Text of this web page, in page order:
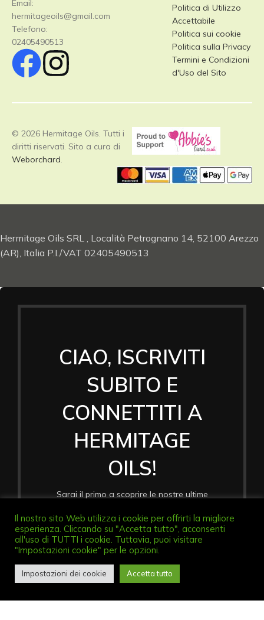
Email:
hermitageoils@gmail.com
Telefono:
02405490513
Politica di Utilizzo
Accettabile
Politica sui cookie
Politica sulla Privacy
Termini e Condizioni
d'Uso del Sito
© 2026 Hermitage Oils. Tutti i
diritti riservati. Sito a cura di
Weborchard.
Hermitage Oils SRL , Località Petrognano 14, 52100 Arezzo
(AR), Italia P.I./VAT 02405490513
CIAO, ISCRIVITI
SUBITO E
CONNETTITI A
HERMITAGE
OILS!
Sarai il primo a scoprire le nostre ultime
speciali.
Le informazioni utilizzate verranno utilizzate secondo le
nostrepolitiche sulla privacy.
Il nostro sito Web utilizza i cookie per offrirti la migliore
esperienza. Cliccando su "Accetta tutto", acconsenti
all'uso di TUTTI i cookie. Tuttavia, puoi visitare
"Impostazioni cookie" per le opzioni.
Impostazioni dei cookie Accetta tutto